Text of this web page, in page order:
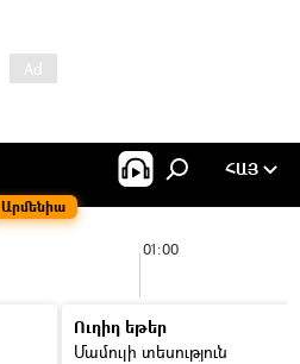
Արմենիա
ՀԱՅ
01:00
Ուղիղ եթեր
Մամուլի տեսություն